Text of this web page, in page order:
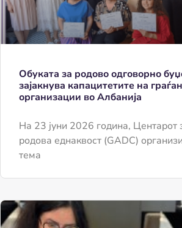
Обуката за родово одговорно
зајакнува капацитетите на
организации во Албанија
На 23 јуни 2026 година, Центарот
родова еднаквост (GADC)
тема